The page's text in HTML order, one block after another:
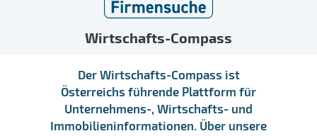
Wirtschafts-Compass
Der Wirtschafts-Compass ist
Österreichs führende Plattform für
Unternehmens-, Wirtschafts- und
Immobilieninformationen. Über unsere